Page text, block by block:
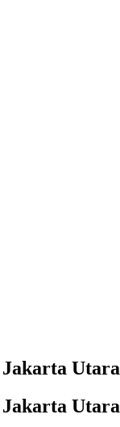
Jakarta Utara
Jakarta Utara